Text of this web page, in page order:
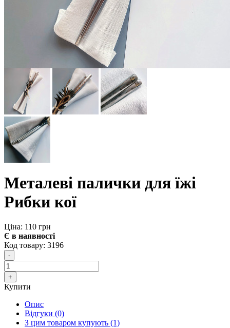
Металеві палички для їжі
Рибки кої
Ціна: 110 грн
Є в наявності
Код товару: 3196
Купити
Опис
Відгуки (0)
З цим товаром купують (1)